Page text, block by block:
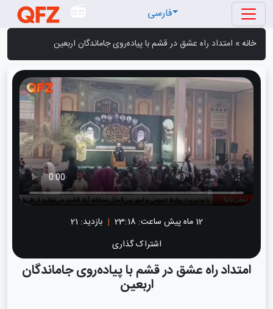
فارسی
خانه» امتداد راه عشق در قشم با پیاده‌روی جاماندگان اربعین
12 ماه پیش ساعت: 23:18
| بازدید: 21
اشتراک گذاری
امتداد راه عشق در قشم با پیاده‌روی جاماندگان
اربعین